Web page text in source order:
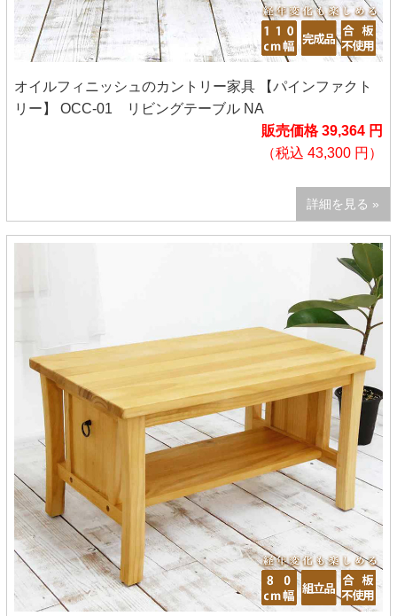
オイルフィニッシュのカントリー家具 【パインファクト
リー】 OCC-01 リビングテーブル NA
販売価格 39,364 円
（税込 43,300 円）
詳細を見る »